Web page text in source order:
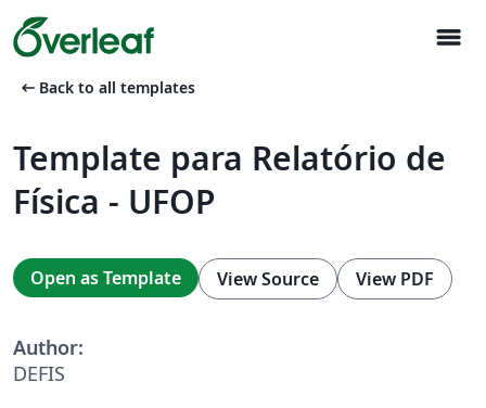
menu
arrow_left_alt Back to all templates
Template para Relatório de
Física - UFOP
Open as Template View Source View PDF
Author:
DEFIS